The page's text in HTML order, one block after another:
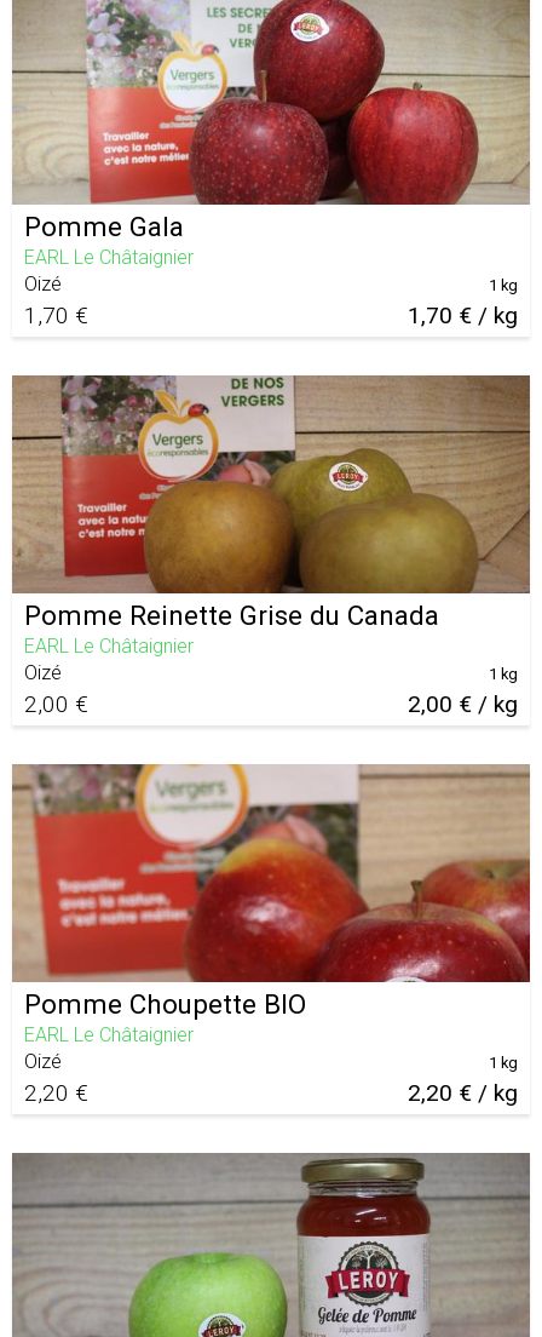
Pomme Gala
EARL Le Châtaignier
Oizé
1,70 € 1,70 € / kg
1 kg
Pomme Reinette Grise du Canada
EARL Le Châtaignier
Oizé
2,00 € 2,00 € / kg
1 kg
Pomme Choupette BIO
EARL Le Châtaignier
Oizé
2,20 € 2,20 € / kg
1 kg